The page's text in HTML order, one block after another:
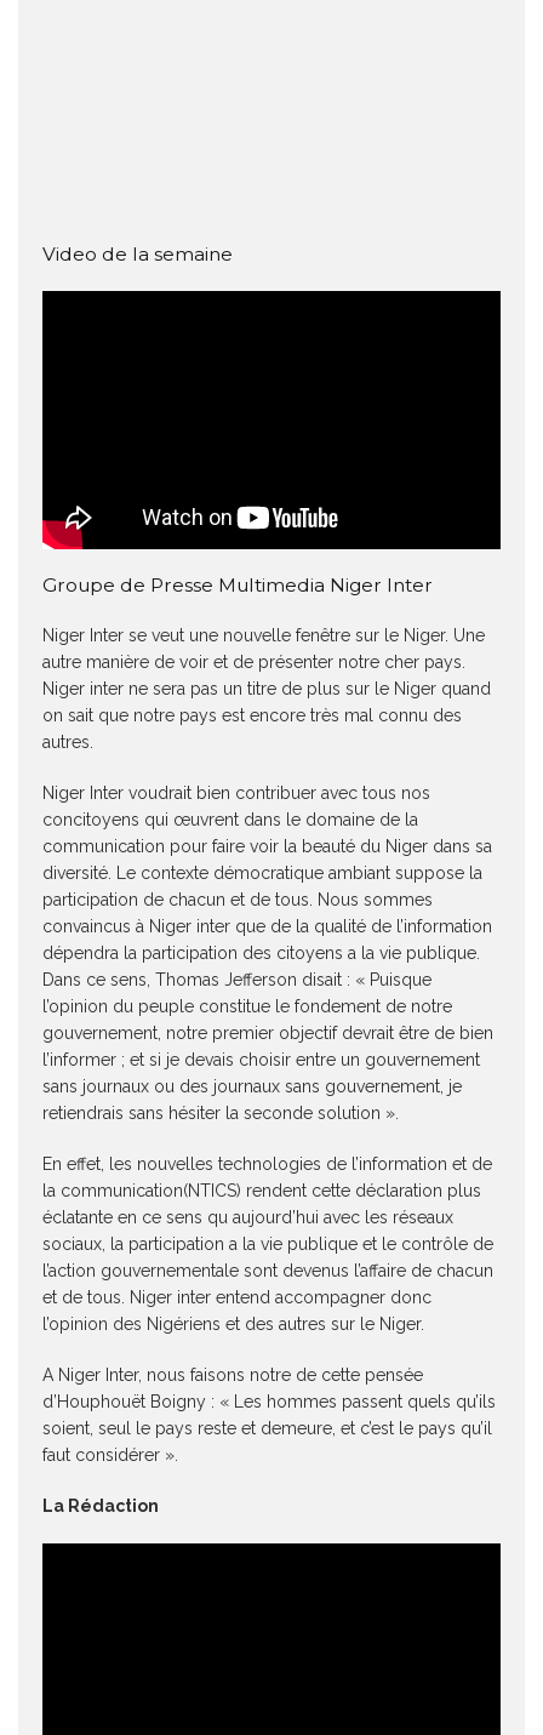
Video de la semaine
Groupe de Presse Multimedia Niger Inter
Niger Inter se veut une nouvelle fenêtre sur le Niger. Une
autre manière de voir et de présenter notre cher pays.
Niger inter ne sera pas un titre de plus sur le Niger quand
on sait que notre pays est encore très mal connu des
autres.
Niger Inter voudrait bien contribuer avec tous nos
concitoyens qui œuvrent dans le domaine de la
communication pour faire voir la beauté du Niger dans sa
diversité. Le contexte démocratique ambiant suppose la
participation de chacun et de tous. Nous sommes
convaincus à Niger inter que de la qualité de l’information
dépendra la participation des citoyens a la vie publique.
Dans ce sens, Thomas Jefferson disait : « Puisque
l’opinion du peuple constitue le fondement de notre
gouvernement, notre premier objectif devrait être de bien
l’informer ; et si je devais choisir entre un gouvernement
sans journaux ou des journaux sans gouvernement, je
retiendrais sans hésiter la seconde solution ».
En effet, les nouvelles technologies de l’information et de
la communication(NTICS) rendent cette déclaration plus
éclatante en ce sens qu aujourd’hui avec les réseaux
sociaux, la participation a la vie publique et le contrôle de
l’action gouvernementale sont devenus l’affaire de chacun
et de tous. Niger inter entend accompagner donc
l’opinion des Nigériens et des autres sur le Niger.
A Niger Inter, nous faisons notre de cette pensée
d’Houphouët Boigny : « Les hommes passent quels qu’ils
soient, seul le pays reste et demeure, et c’est le pays qu’il
faut considérer ».
La Rédaction